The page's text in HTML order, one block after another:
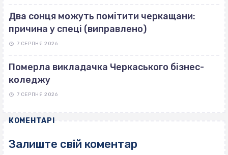
Два сонця можуть помітити черкащани:
причина у спеці (виправлено)
7 СЕРПНЯ 2026
Померла викладачка Черкаського бізнес-
коледжу
7 СЕРПНЯ 2026
КОМЕНТАРІ
Залиште свій коментар